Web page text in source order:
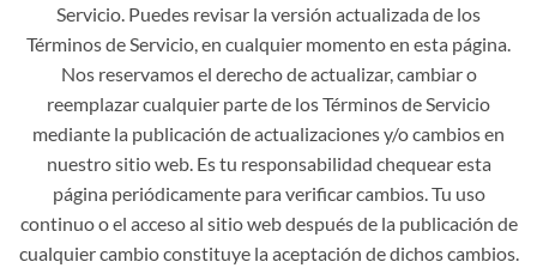
Servicio. Puedes revisar la versión actualizada de los
Términos de Servicio, en cualquier momento en esta página.
Nos reservamos el derecho de actualizar, cambiar o
reemplazar cualquier parte de los Términos de Servicio
mediante la publicación de actualizaciones y/o cambios en
nuestro sitio web. Es tu responsabilidad chequear esta
página periódicamente para verificar cambios. Tu uso
continuo o el acceso al sitio web después de la publicación de
cualquier cambio constituye la aceptación de dichos cambios.